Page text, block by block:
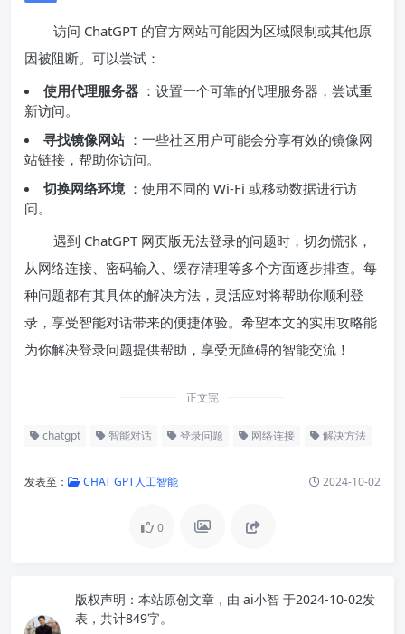
访问 ChatGPT 的官方网站可能因为区域限制或其他原
因被阻断。可以尝试：
使用代理服务器 ：设置一个可靠的代理服务器，尝试重
新访问。
寻找镜像网站 ：一些社区用户可能会分享有效的镜像网
站链接，帮助你访问。
切换网络环境 ：使用不同的 Wi-Fi 或移动数据进行访
问。
遇到 ChatGPT 网页版无法登录的问题时，切勿慌张，
从网络连接、密码输入、缓存清理等多个方面逐步排查。每
种问题都有其具体的解决方法，灵活应对将帮助你顺利登
录，享受智能对话带来的便捷体验。希望本文的实用攻略能
为你解决登录问题提供帮助，享受无障碍的智能交流！
正文完
chatgpt 智能对话 登录问题 网络连接 解决方法
发表至： CHAT GPT人工智能 2024-10-02
0
版权声明： 本站原创文章，由 ai小智 于2024-10-02发
表，共计849字。